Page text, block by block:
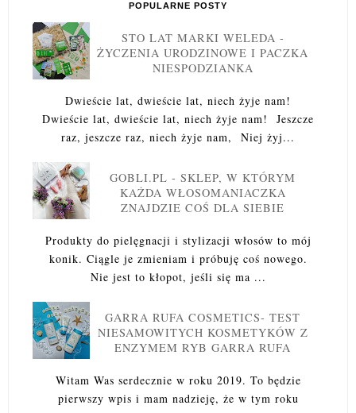
POPULARNE POSTY
STO LAT MARKI WELEDA -
ŻYCZENIA URODZINOWE I PACZKA
NIESPODZIANKA
Dwieście lat, dwieście lat, niech żyje nam!
Dwieście lat, dwieście lat, niech żyje nam! Jeszcze
raz, jeszcze raz, niech żyje nam, Niej żyj...
GOBLI.PL - SKLEP, W KTÓRYM
KAŻDA WŁOSOMANIACZKA
ZNAJDZIE COŚ DLA SIEBIE
Produkty do pielęgnacji i stylizacji włosów to mój
konik. Ciągle je zmieniam i próbuję coś nowego.
Nie jest to kłopot, jeśli się ma ...
GARRA RUFA COSMETICS- TEST
NIESAMOWITYCH KOSMETYKÓW Z
ENZYMEM RYB GARRA RUFA
Witam Was serdecznie w roku 2019. To będzie
pierwszy wpis i mam nadzieję, że w tym roku